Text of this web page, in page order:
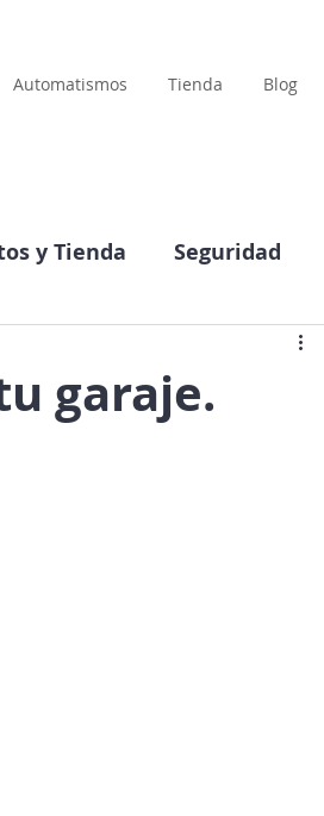
Automatismos Tienda Blog
y Tienda Seguridad
garaje.